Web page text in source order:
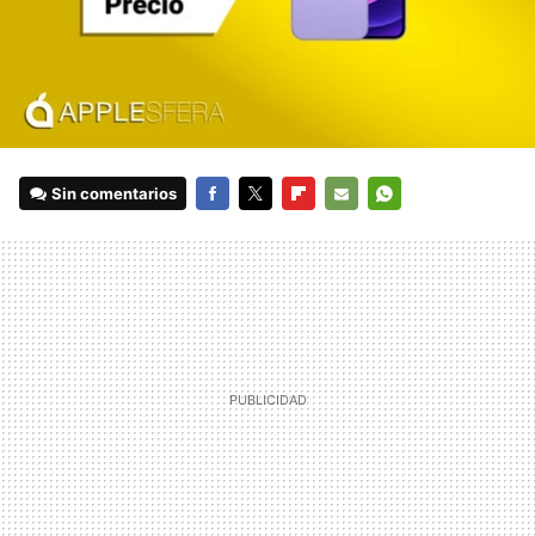
Sin comentarios
MAIL